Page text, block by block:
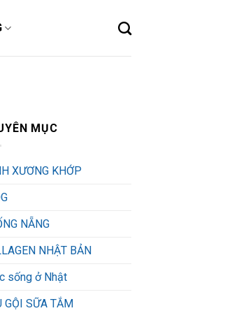
MỤC
XƯƠNG KHỚP
NẴNG
NHẬT BẢN
sống ở Nhật
GỘI SỮA TẮM